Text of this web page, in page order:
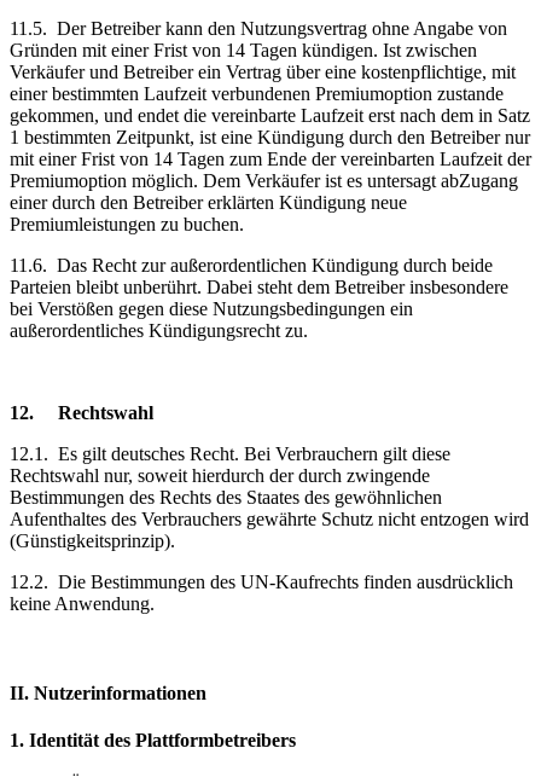
11.5. Der Betreiber kann den Nutzungsvertrag ohne Angabe von
Gründen mit einer Frist von 14 Tagen kündigen. Ist zwischen
Verkäufer und Betreiber ein Vertrag über eine kostenpflichtige, mit
einer bestimmten Laufzeit verbundenen Premiumoption zustande
gekommen, und endet die vereinbarte Laufzeit erst nach dem in Satz
1 bestimmten Zeitpunkt, ist eine Kündigung durch den Betreiber nur
mit einer Frist von 14 Tagen zum Ende der vereinbarten Laufzeit der
Premiumoption möglich. Dem Verkäufer ist es untersagt abZugang
einer durch den Betreiber erklärten Kündigung neue
Premiumleistungen zu buchen.
11.6. Das Recht zur außerordentlichen Kündigung durch beide
Parteien bleibt unberührt. Dabei steht dem Betreiber insbesondere
bei Verstößen gegen diese Nutzungsbedingungen ein
außerordentliches Kündigungsrecht zu.
12.
Rechtswahl
12.1. Es gilt deutsches Recht. Bei Verbrauchern gilt diese
Rechtswahl nur, soweit hierdurch der durch zwingende
Bestimmungen des Rechts des Staates des gewöhnlichen
Aufenthaltes des Verbrauchers gewährte Schutz nicht entzogen wird
(Günstigkeitsprinzip).
12.2. Die Bestimmungen des UN-Kaufrechts finden ausdrücklich
keine Anwendung.
II. Nutzerinformationen
1. Identität des Plattformbetreibers